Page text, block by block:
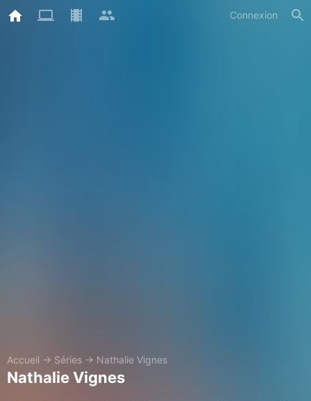
Connexion
Accueil → Séries → Nathalie Vignes
Nathalie Vignes